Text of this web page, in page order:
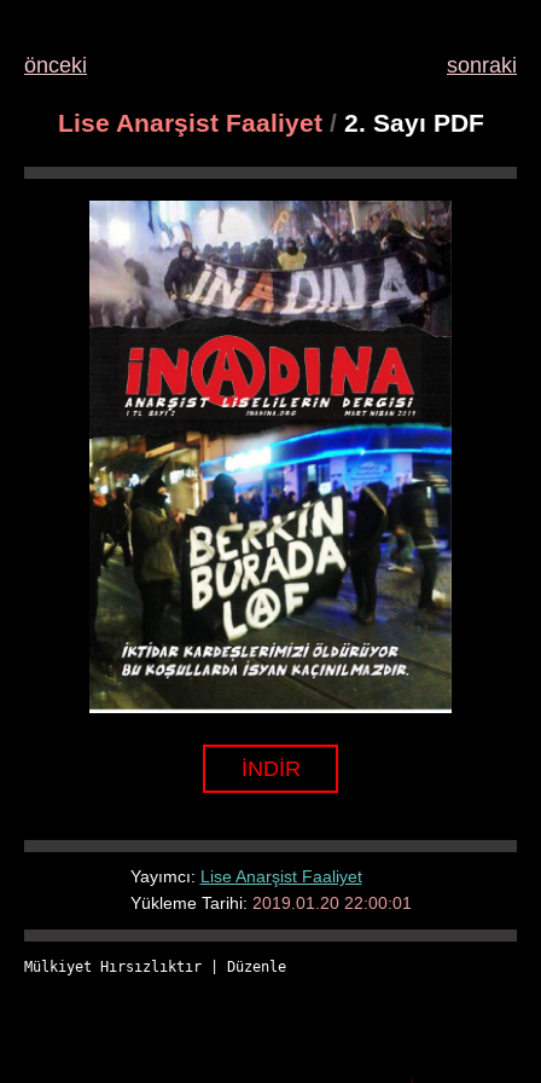
önceki sonraki
Lise Anarşist Faaliyet /2. Sayı PDF
İNDİR
Yayımcı: Lise Anarşist Faaliyet
Yükleme Tarihi: 2019.01.20 22:00:01
Mülkiyet Hırsızlıktır Düzenle